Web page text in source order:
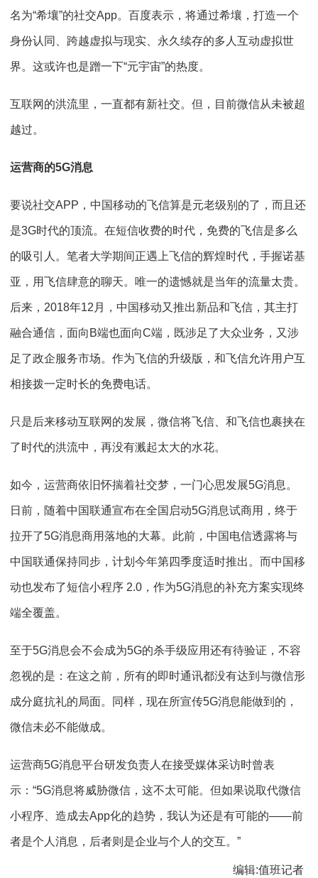
名为“希壤”的社交App。百度表示，将通过希壤，打造一个
身份认同、跨越虚拟与现实、永久续存的多人互动虚拟世
界。这或许也是蹭一下“元宇宙”的热度。
互联网的洪流里，一直都有新社交。但，目前微信从未被超
越过。
运营商的5G消息
要说社交APP，中国移动的飞信算是元老级别的了，而且还
是3G时代的顶流。在短信收费的时代，免费的飞信是多么
的吸引人。笔者大学期间正遇上飞信的辉煌时代，手握诺基
亚，用飞信肆意的聊天。唯一的遗憾就是当年的流量太贵。
后来，2018年12月，中国移动又推出新品和飞信，其主打
融合通信，面向B端也面向C端，既涉足了大众业务，又涉
足了政企服务市场。作为飞信的升级版，和飞信允许用户互
相接拨一定时长的免费电话。
只是后来移动互联网的发展，微信将飞信、和飞信也裹挟在
了时代的洪流中，再没有溅起太大的水花。
如今，运营商依旧怀揣着社交梦，一门心思发展5G消息。
日前，随着中国联通宣布在全国启动5G消息试商用，终于
拉开了5G消息商用落地的大幕。此前，中国电信透露将与
中国联通保持同步，计划今年第四季度适时推出。而中国移
动也发布了短信小程序 2.0，作为5G消息的补充方案实现终
端全覆盖。
至于5G消息会不会成为5G的杀手级应用还有待验证，不容
忽视的是：在这之前，所有的即时通讯都没有达到与微信形
成分庭抗礼的局面。同样，现在所宣传5G消息能做到的，
微信未必不能做成。
运营商5G消息平台研发负责人在接受媒体采访时曾表
示：“5G消息将威胁微信，这不太可能。但如果说取代微信
小程序、造成去App化的趋势，我认为还是有可能的——前
者是个人消息，后者则是企业与个人的交互。”
编辑:值班记者